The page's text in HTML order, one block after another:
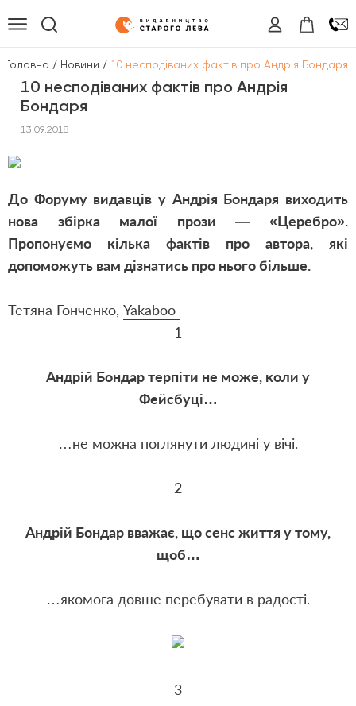
Головна / Новини / 10 несподіваних фактів про Андрія Бондаря
10 несподіваних фактів про Андрія
Бондаря
13.09.2018
До Форуму видавців у Андрія Бондаря виходить
нова збірка малої прози — «Церебро».
Пропонуємо кілька фактів про автора, які
допоможуть вам дізнатись про нього більше.
Тетяна Гонченко, Yakaboo
1
Андрій Бондар терпіти не може, коли у
Фейсбуці…
…не можна поглянути людині у вічі.
2
Андрій Бондар вважає, що сенс життя у тому,
щоб…
…якомога довше перебувати в радості.
3